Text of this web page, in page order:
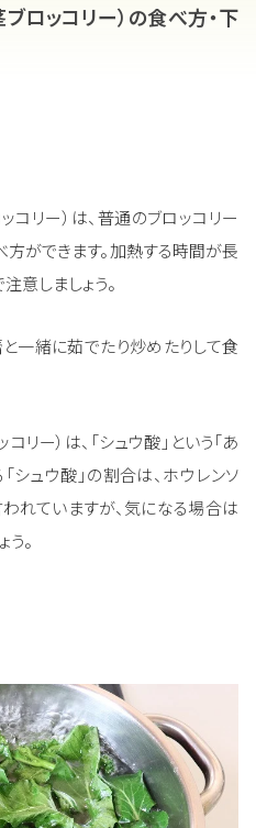
ブロッコリー）の食べ方・下
コリー）は、普通のブロッコリー
方ができます。加熱する時間が長
意しましょう。
一緒に茹でたり炒めたりして食
リー）は、「シュウ酸」という「あ
シュウ酸」の割合は、ホウレンソ
れていますが、気になる場合は
。